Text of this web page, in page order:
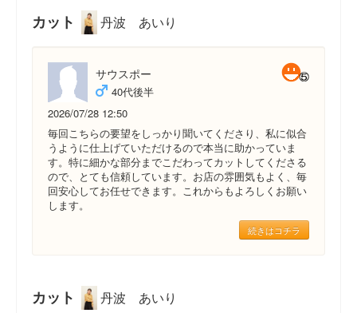
カット 丹波 あいり
サウスポー
40代後半
2026/07/28 12:50
毎回こちらの要望をしっかり聞いてくださり、私に似合
うように仕上げていただけるので本当に助かっていま
す。特に細かな部分までこだわってカットしてくださる
ので、とても信頼しています。お店の雰囲気もよく、毎
回安心してお任せできます。これからもよろしくお願い
します。
続きはコチラ
カット 丹波 あいり